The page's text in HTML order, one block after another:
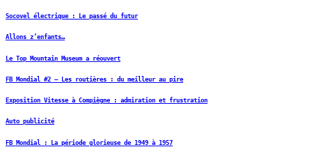
Socovel électrique : Le passé du futur
Allons z’enfants…
Le Top Mountain Museum a réouvert
FB Mondial #2 – Les routières : du meilleur au pire
Exposition Vitesse à Compiègne : admiration et frustration
Auto publicité
FB Mondial : La période glorieuse de 1949 à 1957